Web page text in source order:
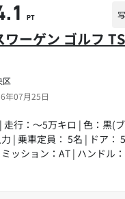
区
年07月25日
ワーゲン ゴルフ
走行：～5万キロ | 色：黒(
| 乗車定員： 5名 | ドア：
ッション：AT | ハンドル
PT